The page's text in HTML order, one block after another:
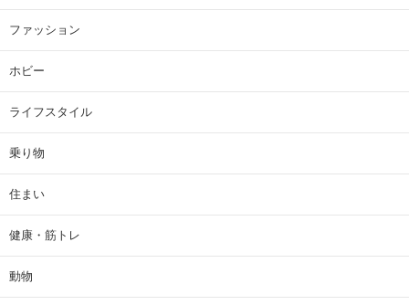
ファッション
ホビー
ライフスタイル
乗り物
住まい
健康・筋トレ
動物